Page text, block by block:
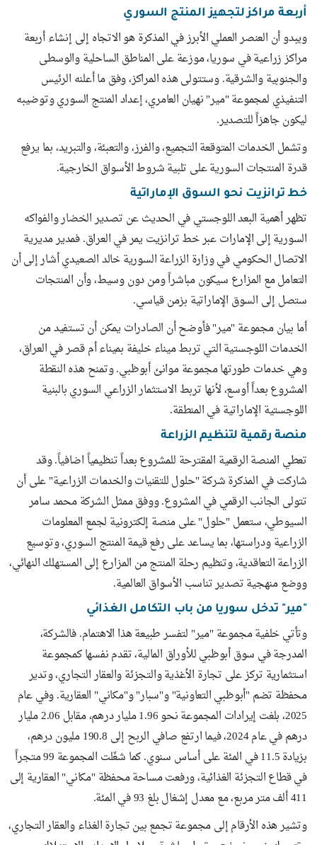
أربعة مراكز لتجهيز المنتج السوري
ويبدو أن العنصر العملي الأبرز في المذكرة هو الاتجاه إلى إنشاء أربعة
مراكز زراعية في سوريا، موزعة على المناطق الساحلية والوسطى
والجنوبية والشرقية. وستتولى هذه المراكز، وفق ما أعلنه الرئيس
التنفيذي لمجموعة "مير" نهيان العامري، إعداد المنتج السوري وتوضيبه
ليكون جاهزاً للتصدير.
وتشمل الخدمات المتوقعة التجميع، والفرز، والتعبئة، والتبريد، بما يرفع
قدرة المنتجات السورية على تلبية شروط الأسواق الخارجية.
خط ترانزيت نحو السوق الإماراتية
تظهر أهمية البعد اللوجستي في الحديث عن تصدير الخضار والفواكه
السورية إلى الإمارات عبر خط ترانزيت يمر في العراق. فمدير مديرية
الاتصال الحكومي في وزارة الزراعة السورية خالد الصعيدي أشار إلى أن
التعامل مع المزارع سيكون مباشراً ومن دون وسيط، وأن المنتجات
ستصل إلى السوق الإماراتية بزمن قياسي.
أما بيان مجموعة "مير" فأوضح أن الصادرات يمكن أن تستفيد من
الخدمات اللوجستية التي تربط ميناء خليفة بميناء أم قصر في العراق،
وهي خدمات طورتها مجموعة موانئ أبوظبي. وتمنح هذه النقطة
المشروع بعداً أوسع، لأنها تربط الاستثمار الزراعي السوري بالبنية
اللوجستية الإماراتية في المنطقة.
منصة رقمية لتنظيم الزراعة
تعطي المنصة الرقمية المقترحة للمشروع بعداً تنظيمياً اضافياً. وقد
شاركت في المذكرة شركة "حلول للتقنيات والخدمات الزراعية" على أن
تتولى الجانب الرقمي في المشروع. ووفق ممثل الشركة محمد سامر
السيوطي، ستعمل "حلول" على منصة إلكترونية لجمع المعلومات
الزراعية ودراستها، بما يساعد على رفع قيمة المنتج السوري، وتوسيع
الزراعة التعاقدية، وتنظيم رحلة المنتج من المزارع إلى المستهلك النهائي،
ووضع منهجية تصدير تناسب الأسواق العالمية.
"مير" تدخل سوريا من باب التكامل الغذائي
وتأتي خلفية مجموعة "مير" لتفسر طبيعة هذا الاهتمام. فالشركة،
المدرجة في سوق أبوظبي للأوراق المالية، تقدم نفسها كمجموعة
استثمارية تركز على تجارة الأغذية والتجزئة والعقار التجاري، وتدير
محفظة تضم "أبوظبي التعاونية" و"سبار" و"مكاني" العقارية. وفي عام
2025، بلغت إيرادات المجموعة نحو 1.96 مليار درهم، مقابل 2.06 مليار
درهم في عام 2024، فيما ارتفع صافي الربح إلى 190.8 مليون درهم،
بزيادة 11.5 في المئة على أساس سنوي. كما شغّلت المجموعة 99 متجراً
في قطاع التجزئة الغذائية، ورفعت مساحة محفظة "مكاني" العقارية إلى
411 ألف متر مربع، مع معدل إشغال بلغ 93 في المئة.
وتشير هذه الأرقام إلى مجموعة تجمع بين تجارة الغذاء والعقار التجاري،